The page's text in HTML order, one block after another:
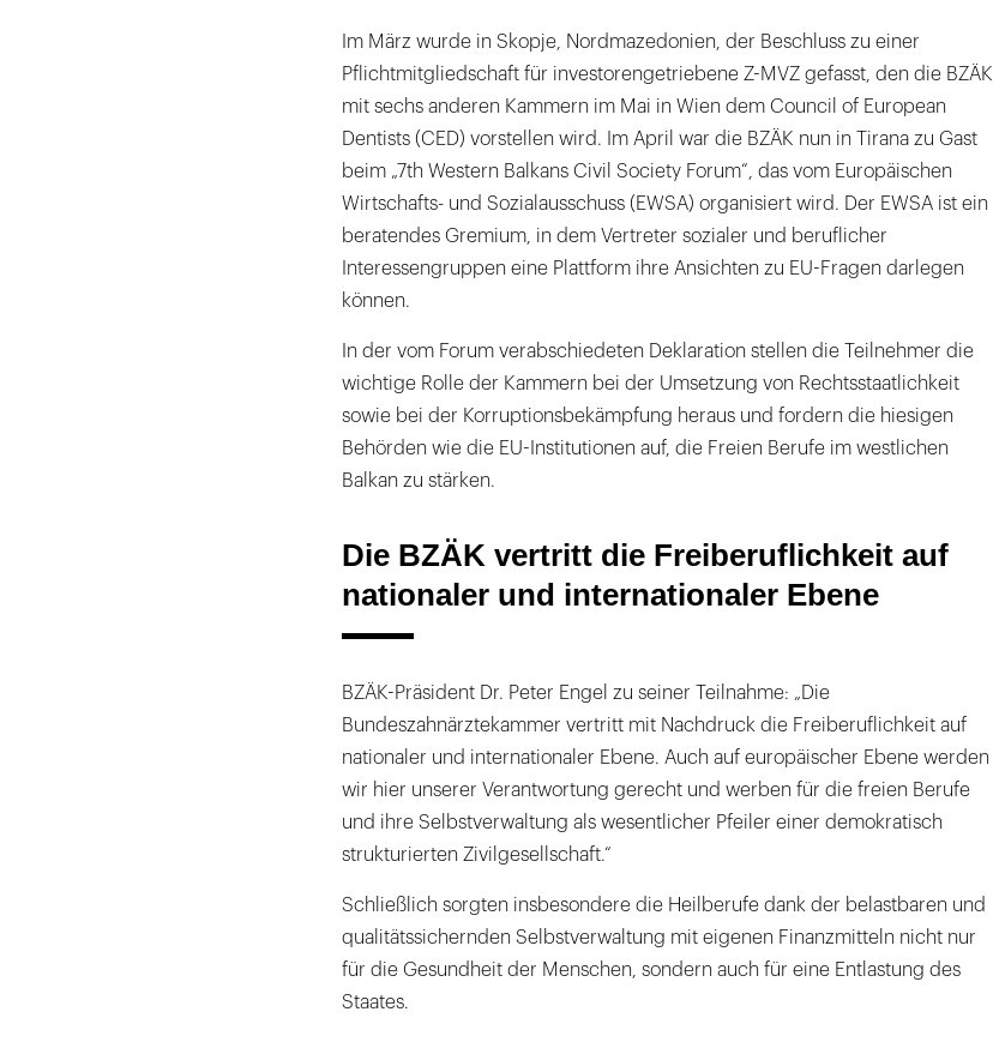
Im März wurde in Skopje, Nordmazedonien, der Beschluss zu einer
Pflichtmitgliedschaft für investorengetriebene Z-MVZ gefasst, den die BZÄK
mit sechs anderen Kammern im Mai in Wien dem Council of European
Dentists (CED) vorstellen wird. Im April war die BZÄK nun in Tirana zu Gast
beim „7th Western Balkans Civil Society Forum“, das vom Europäischen
Wirtschafts- und Sozialausschuss (EWSA) organisiert wird. Der EWSA ist ein
beratendes Gremium, in dem Vertreter sozialer und beruflicher
Interessengruppen eine Plattform ihre Ansichten zu EU-Fragen darlegen
können.
In der vom Forum verabschiedeten Deklaration stellen die Teilnehmer die
wichtige Rolle der Kammern bei der Umsetzung von Rechtsstaatlichkeit
sowie bei der Korruptionsbekämpfung heraus und fordern die hiesigen
Behörden wie die EU-Institutionen auf, die Freien Berufe im westlichen
Balkan zu stärken.
Die BZÄK vertritt die Freiberuflichkeit auf
nationaler und internationaler Ebene
BZÄK-Präsident Dr. Peter Engel zu seiner Teilnahme: „Die
Bundeszahnärztekammer vertritt mit Nachdruck die Freiberuflichkeit auf
nationaler und internationaler Ebene. Auch auf europäischer Ebene werden
wir hier unserer Verantwortung gerecht und werben für die freien Berufe
und ihre Selbstverwaltung als wesentlicher Pfeiler einer demokratisch
strukturierten Zivilgesellschaft.“
Schließlich sorgten insbesondere die Heilberufe dank der belastbaren und
qualitätssichernden Selbstverwaltung mit eigenen Finanzmitteln nicht nur
für die Gesundheit der Menschen, sondern auch für eine Entlastung des
Staates.